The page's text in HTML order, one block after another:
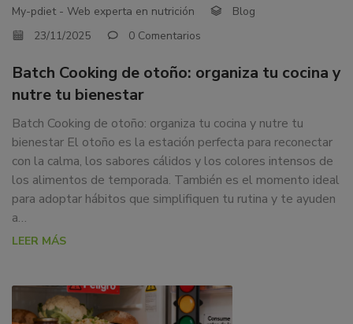
My-pdiet - Web experta en nutrición
Blog
23/11/2025
0 Comentarios
Batch Cooking de otoño: organiza tu cocina y
nutre tu bienestar
Batch Cooking de otoño: organiza tu cocina y nutre tu
bienestar El otoño es la estación perfecta para reconectar
con la calma, los sabores cálidos y los colores intensos de
los alimentos de temporada. También es el momento ideal
para adoptar hábitos que simplifiquen tu rutina y te ayuden
a…
LEER MÁS